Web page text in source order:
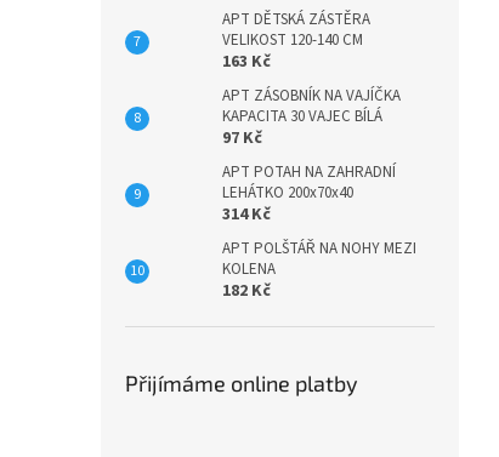
APT DĚTSKÁ ZÁSTĚRA
VELIKOST 120-140 CM
163 Kč
APT ZÁSOBNÍK NA VAJÍČKA
KAPACITA 30 VAJEC BÍLÁ
97 Kč
APT POTAH NA ZAHRADNÍ
LEHÁTKO 200x70x40
314 Kč
APT POLŠTÁŘ NA NOHY MEZI
KOLENA
182 Kč
Přijímáme online platby